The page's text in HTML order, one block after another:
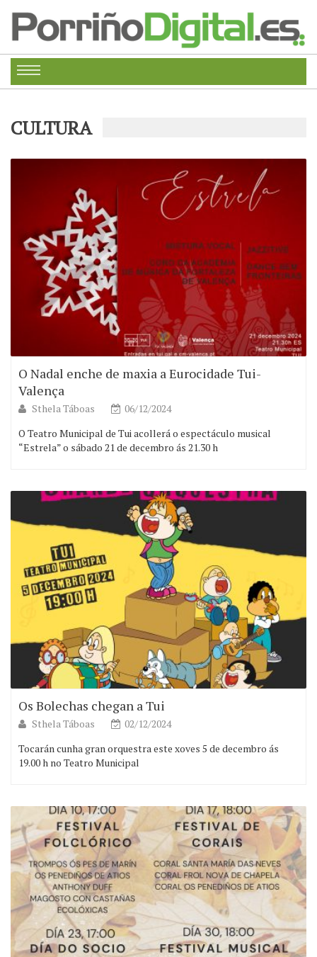
CULTURA
O Nadal enche de maxia a Eurocidade Tui-
Valença
Sthela Táboas
06/12/2024
O Teatro Municipal de Tui acollerá o espectáculo musical
“Estrela” o sábado 21 de decembro ás 21.30 h
Os Bolechas chegan a Tui
Sthela Táboas
02/12/2024
Tocarán cunha gran orquestra este xoves 5 de decembro ás
19.00 h no Teatro Municipal